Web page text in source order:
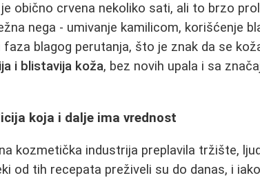
obično crvena nekoliko sati, ali to brzo
nega - umivanje kamilicom, korišćenje
blagog perutanja, što je znak da se
i blistavija koža, bez novih upala i sa
koja i dalje ima vrednost
kozmetička industrija preplavila tržište,
od tih recepata preživeli su do danas, i